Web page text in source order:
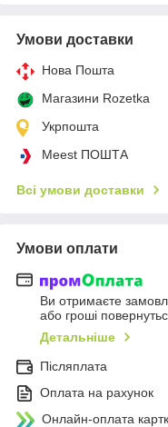
Умови доставки
Нова Пошта
Магазини Rozetka
Укрпошта
Meest ПОШТА
Всі умови доставки
Умови оплати
Ви отримаєте
або гроші
Детальніше
Післяплата
Оплата на рахунок
Онлайн-оплата